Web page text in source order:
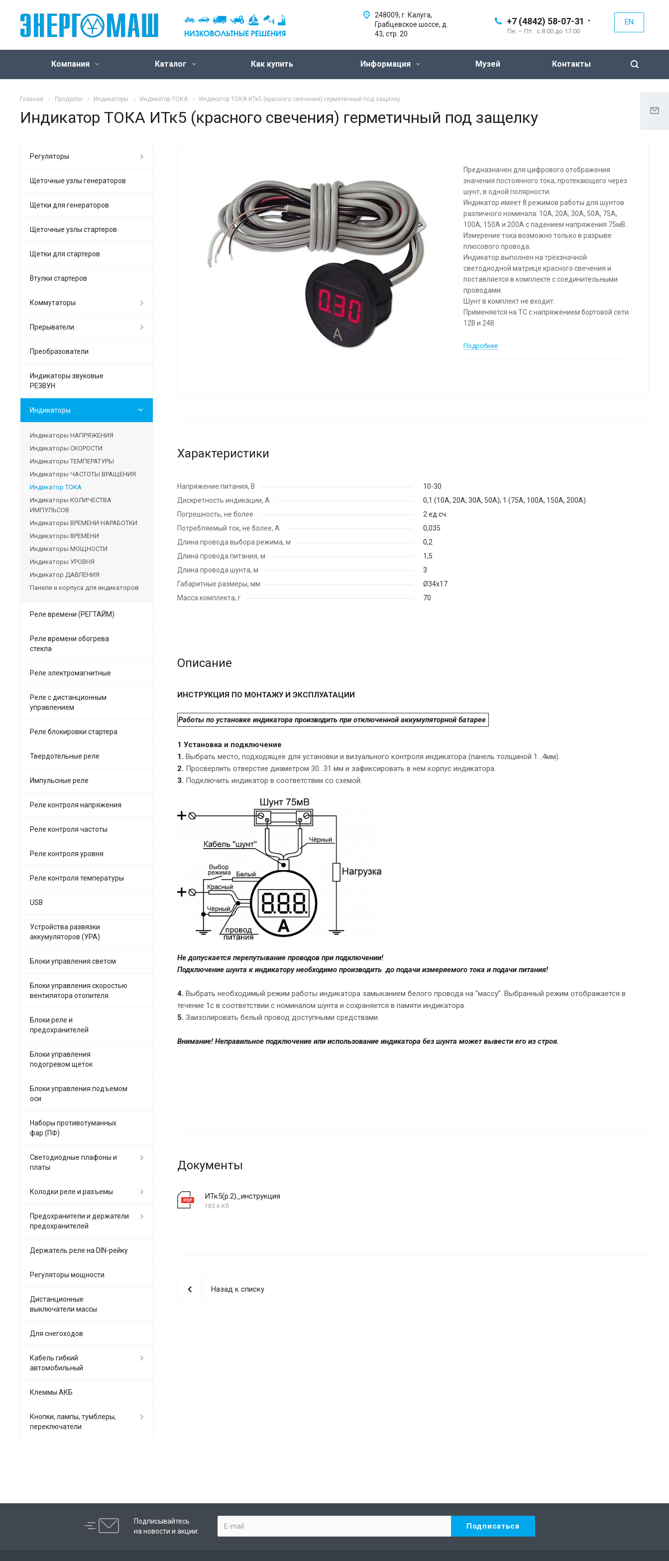
+7 (4842) 58-07-31
Пн. – Пт.: с 8:00 до 17:00
EN
248009, г. Калуга,
Грабцевское шоссе, д.
43, стр. 20
Компания Каталог Как купить Информация Музей Контакты
Главная Продукты Индикаторы Индикатор ТОКА Индикатор ТОКА ИТк5 (красного свечения) герметичный под защелку
Индикатор ТОКА ИТк5 (красного свечения) герметичный под защелку
Предназначен для цифрового отображения
значения постоянного тока, протекающего через
шунт, в одной полярности.
Индикатор имеет 8 режимов работы для шунтов
различного номинала: 10А, 20А, 30А, 50А, 75А,
100А, 150А и 200А с падением напряжения 75мВ.
Измерение тока возможно только в разрыве
плюсового провода.
Индикатор выполнен на трёхзначной
светодиодной матрице красного свечения и
поставляется в комплекте с соединительными
проводами.
Шунт в комплект не входит.
Применяется на ТС с напряжением бортовой сети
12В и 24В.
Подробнее
Характеристики
Напряжение питания, В
10-30
Дискретность индикации, А
0,1 (10А, 20А, 30А, 50А); 1 (75А, 100А, 150А, 200А)
Погрешность, не более
2 ед.сч.
Потребляемый ток, не более, А
0,035
Длина провода выбора режима, м
0,2
Длина провода питания, м
1,5
Длина провода шунта, м
3
Габаритные размеры, мм
Ø34х17
Масса комплекта, г
70
Описание
ИНСТРУКЦИЯ ПО МОНТАЖУ И ЭКСПЛУАТАЦИИ
Работы по установке индикатора производить при отключенной аккумуляторной батарее
1 Установка и подключение
1. Выбрать место, подходящее для установки и визуального контроля индикатора (панель толщиной 1...4мм).
2. Просверлить отверстие диаметром 30...31 мм и зафиксировать в нем корпус индикатора.
3. Подключить индикатор в соответствии со схемой:
Не допускается перепутывание проводов при подключении!
Подключение шунта к индикатору необходимо производить до подачи измеряемого тока и подачи питания!
4. Выбрать необходимый режим работы индикатора замыканием белого провода на “массу”. Выбранный режим отображается в
течение 1с в соответствии с номиналом шунта и сохраняется в памяти индикатора.
5. Заизолировать белый провод доступными средствами.
Внимание! Неправильное подключение или использование индикатора без шунта может вывести его из строя.
Документы
ИТк5(р.2)_инструкция
183.6 Кб
Назад к списку
Регуляторы
Щеточные узлы генераторов
Щетки для генераторов
Щеточные узлы стартеров
Щетки для стартеров
Втулки стартеров
Коммутаторы
Прерыватели
Преобразователи
Индикаторы звуковые
РЕЗВУН
Индикаторы
Индикаторы НАПРЯЖЕНИЯ
Индикаторы СКОРОСТИ
Индикаторы ТЕМПЕРАТУРЫ
Индикаторы ЧАСТОТЫ ВРАЩЕНИЯ
Индикатор ТОКА
Индикаторы КОЛИЧЕСТВА
ИМПУЛЬСОВ
Индикаторы ВРЕМЕНИ НАРАБОТКИ
Индикаторы ВРЕМЕНИ
Индикаторы МОЩНОСТИ
Индикаторы УРОВНЯ
Индикатор ДАВЛЕНИЯ
Панели и корпуса для индикаторов
Реле времени (РЕГТАЙМ)
Реле времени обогрева
стекла
Реле электромагнитные
Реле с дистанционным
управлением
Реле блокировки стартера
Твердотельные реле
Импульсные реле
Реле контроля напряжения
Реле контроля частоты
Реле контроля уровня
Реле контроля температуры
USB
Устройства развязки
аккумуляторов (УРА)
Блоки управления светом
Блоки управления скоростью
вентилятора отопителя
Блоки реле и
предохранителей
Блоки управления
подогревом щеток
Блоки управления подъемом
оси
Наборы противотуманных
фар (ПФ)
Светодиодные плафоны и
платы
Колодки реле и разъемы
Предохранители и держатели
предохранителей
Держатель реле на DIN-рейку
Регуляторы мощности
Дистанционные
выключатели массы
Для снегоходов
Кабель гибкий
автомобильный
Клеммы АКБ
Кнопки, лампы, тумблеры,
переключатели
Подписывайтесь
на новости и акции: